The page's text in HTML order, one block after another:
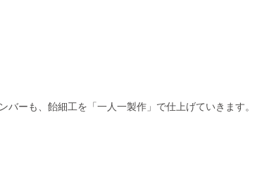
ーも、飴細工を「一人一製作」で仕上げていきます。